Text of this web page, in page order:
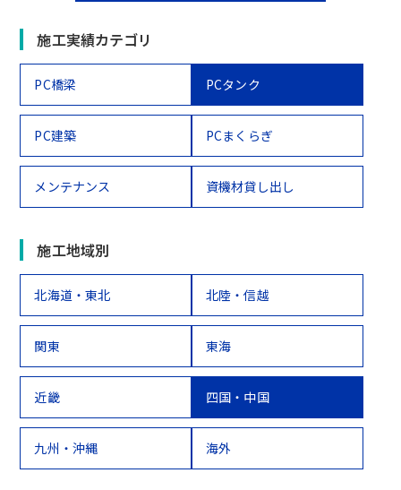
施工実績カテゴリ
PC橋梁 PCタンク
PC建築 PCまくらぎ
メンテナンス 資機材貸し出し
施工地域別
北海道・東北 北陸・信越
関東 東海
近畿 四国・中国
九州・沖縄 海外